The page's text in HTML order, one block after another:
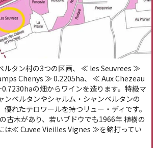
ルタン村の3つの区画、 ≪ les Seuvrees ≫
Chenys ≫ 0.2205ha、 ≪ Aux Chezeau
の畑からワインを造ります。特級マ
ンベルタンやシャルム・シャンベルタンの
れたテロワールを持つリュー・ディです。
古木があり、若いブドウでも1966年 植樹の
は≪ Cuvee Vieilles Vignes ≫を銘打ってい